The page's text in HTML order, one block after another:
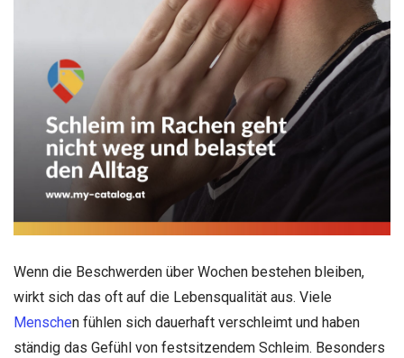
Wenn die Beschwerden über Wochen bestehen bleiben,
wirkt sich das oft auf die Lebensqualität aus. Viele
Menschen fühlen sich dauerhaft verschleimt und haben
ständig das Gefühl von festsitzendem Schleim. Besonders